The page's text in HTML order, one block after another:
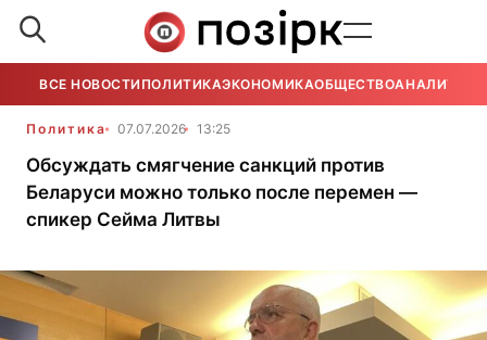
ВСЕ НОВОСТИ ПОЛИТИКАЭКОНОМИКАОБЩЕСТВОАНАЛИТИКА
Политика 07.07.2026 13:25
Обсуждать смягчение санкций против
Беларуси можно только после перемен —
спикер Сейма Литвы